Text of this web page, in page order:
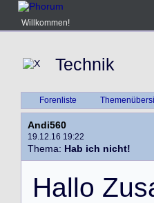
Willkommen!
Technik
Forenliste
Andi560
19.12.16 19:22
Thema: Hab ich nicht!
Hallo Zus